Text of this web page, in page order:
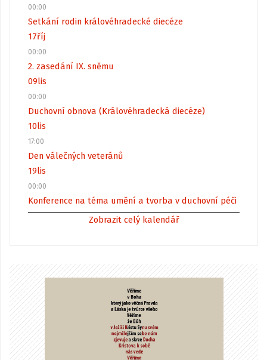
00:00
Setkání rodin královéhradecké diecéze
17říj
00:00
2. zasedání IX. sněmu
09lis
00:00
Duchovní obnova (Královéhradecká diecéze)
10lis
17:00
Den válečných veteránů
19lis
00:00
Konference na téma umění a tvorba v duchovní péči
Zobrazit celý kalendář